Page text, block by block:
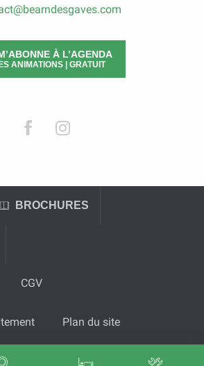
À L’AGENDA
ANIMATIONS | GRATUIT
BROCHURES
CGV
Plan du site